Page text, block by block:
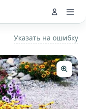
Указать на ошибку